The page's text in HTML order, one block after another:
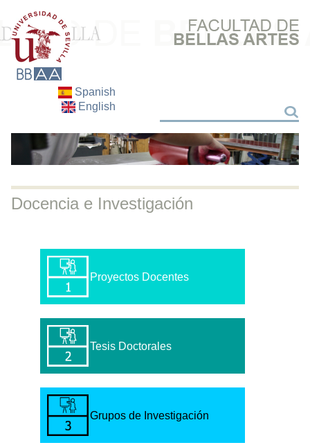
Spanish
English
Buscar
Docencia e Investigación
Proyectos Docentes
Tesis Doctorales
Grupos de Investigación